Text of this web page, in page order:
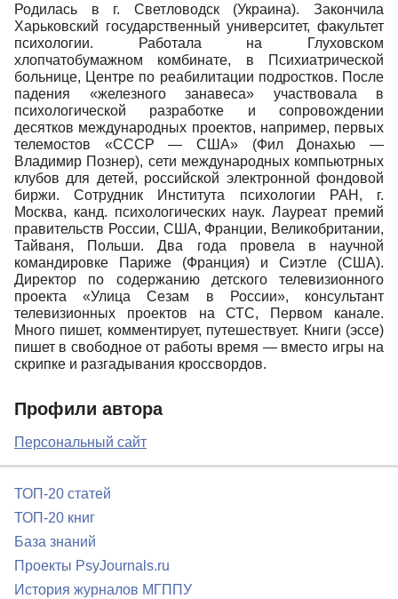
Медиа-материалы
Родилась в г. Светловодск (Украина). Закончила
Харьковский государственный университет, факультет
психологии. Работала на Глуховском
хлопчатобумажном комбинате, в Психиатрической
больнице, Центре по реабилитации подростков. После
падения «железного занавеса» участвовала в
психологической разработке и сопровождении
десятков международных проектов, например, первых
телемостов «СССР — США» (Фил Донахью —
Владимир Познер), сети международных компьютрных
клубов для детей, российской электронной фондовой
биржи. Сотрудник Института психологии РАН, г.
Москва, канд. психологических наук. Лауреат премий
правительств России, США, Франции, Великобритании,
Тайваня, Польши. Два года провела в научной
командировке Париже (Франция) и Сиэтле (США).
Директор по содержанию детского телевизионного
проекта «Улица Сезам в России», консультант
телевизионных проектов на СТС, Первом канале.
Много пишет, комментирует, путешествует. Книги (эссе)
пишет в свободное от работы время — вместо игры на
скрипке и разгадывания кроссвордов.
Профили автора
Персональный сайт
ТОП-20 статей
ТОП-20 книг
База знаний
Проекты PsyJournals.ru
История журналов МГППУ